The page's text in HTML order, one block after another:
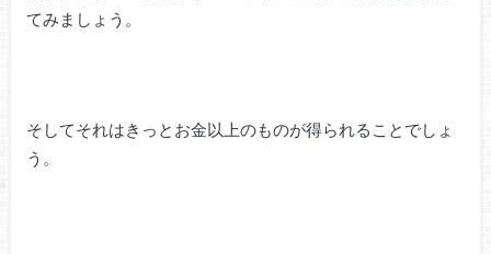
てみましょう。
そしてそれはきっとお金以上のものが得られることでしょ
う。